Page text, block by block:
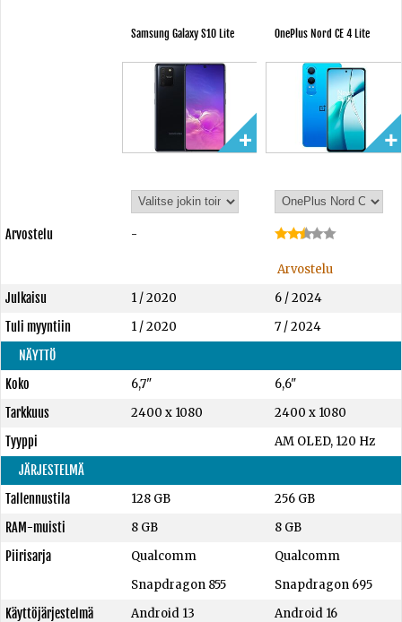
Samsung Galaxy S10 Lite OnePlus Nord CE 4 Lite
Arvostelu -
Arvostelu
Julkaisu
1 / 2020
6 / 2024
Tuli myyntiin
1 / 2020
7 / 2024
NÄYTTÖ
Koko
6,7"
6,6"
Tarkkuus
2400 x 1080
2400 x 1080
Tyyppi
AM OLED, 120 Hz
JÄRJESTELMÄ
Tallennustila
128 GB
256 GB
RAM-muisti
8 GB
8 GB
Piirisarja
Qualcomm
Snapdragon 855
Qualcomm
Snapdragon 695
Käyttöjärjestelmä
Android 13
Android 16